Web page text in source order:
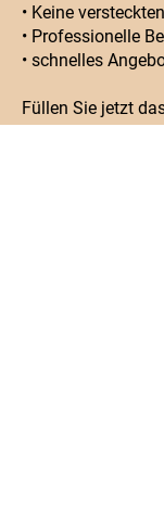
• Keine
• Professionelle
• schnelles
Füllen Sie jetzt
neues Zuhause